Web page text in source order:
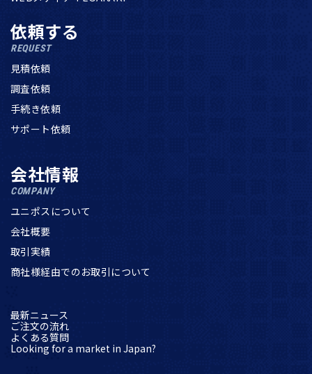
依頼する
REQUEST
見積依頼
調査依頼
手続き依頼
サポート依頼
会社情報
COMPANY
ユニポスについて
会社概要
取引実績
商社様経由でのお取引について
最新ニュース
ご注文の流れ
よくある質問
Looking for a market in Japan?